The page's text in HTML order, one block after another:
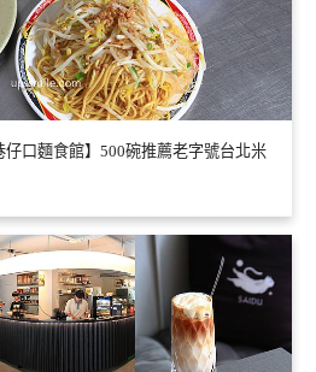
口麵食館】500碗推薦老字號台北米